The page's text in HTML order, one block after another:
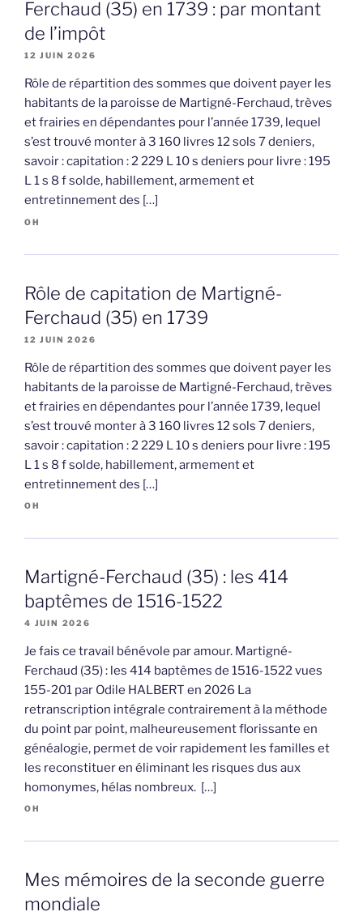
Ferchaud (35) en 1739 : par montant
de l’impôt
12 JUIN 2026
Rôle de répartition des sommes que doivent payer les
habitants de la paroisse de Martigné-Ferchaud, trèves
et frairies en dépendantes pour l’année 1739, lequel
s’est trouvé monter à 3 160 livres 12 sols 7 deniers,
savoir : capitation : 2 229 L 10 s deniers pour livre : 195
L 1 s 8 f solde, habillement, armement et
entretinnement des […]
OH
Rôle de capitation de Martigné-
Ferchaud (35) en 1739
12 JUIN 2026
Rôle de répartition des sommes que doivent payer les
habitants de la paroisse de Martigné-Ferchaud, trèves
et frairies en dépendantes pour l’année 1739, lequel
s’est trouvé monter à 3 160 livres 12 sols 7 deniers,
savoir : capitation : 2 229 L 10 s deniers pour livre : 195
L 1 s 8 f solde, habillement, armement et
entretinnement des […]
OH
Martigné-Ferchaud (35) : les 414
baptêmes de 1516-1522
4 JUIN 2026
Je fais ce travail bénévole par amour. Martigné-
Ferchaud (35) : les 414 baptêmes de 1516-1522 vues
155-201 par Odile HALBERT en 2026 La
retranscription intégrale contrairement à la méthode
du point par point, malheureusement florissante en
généalogie, permet de voir rapidement les familles et
les reconstituer en éliminant les risques dus aux
homonymes, hélas nombreux. […]
OH
Mes mémoires de la seconde guerre
mondiale